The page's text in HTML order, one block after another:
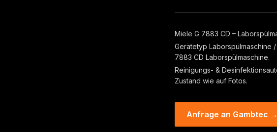
Miele G 7883 CD –
Gerätetyp Laborspülmaschine
7883 CD Laborspülmaschine.
Reinigungs- &
Zustand wie auf Fotos.
Anfrage an Gambtec